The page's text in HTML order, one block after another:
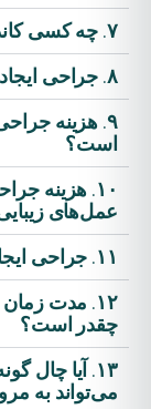
۷. چه کسی کاندیدای مناسبی برای چال گونه است؟
۸. جراحی ایجاد چال گونه چیست؟
۹. هزینه
است؟
۱۰. هزینه
عمل‌های
۱۱. جراحی ایجاد چال گونه چیست؟
۱۲. مدت
چقدر است؟
۱۳. آیا چال
می‌تواند به